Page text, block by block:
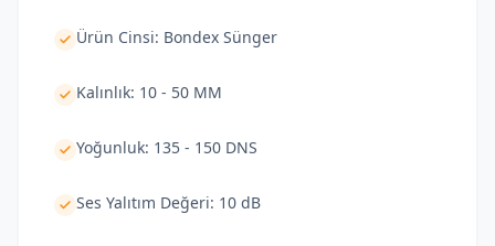
Ürün Cinsi: Bondex Sünger
Kalınlık: 10 - 50 MM
Yoğunluk: 135 - 150 DNS
Ses Yalıtım Değeri: 10 dB